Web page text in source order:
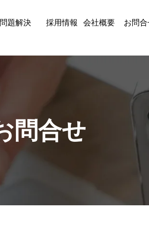
問題解決 採用情報 会社概要 お問
問合せ